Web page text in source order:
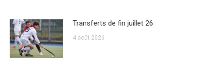
Transferts de fin juillet 26
4 août 2026